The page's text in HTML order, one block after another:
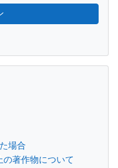
場合
の著作物について